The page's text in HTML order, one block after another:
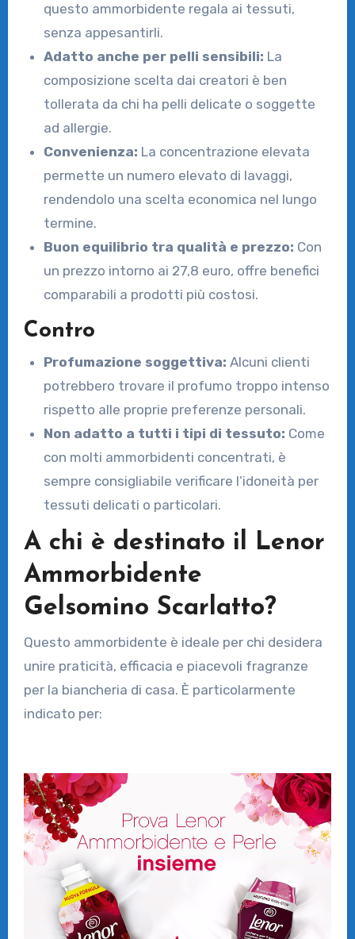
questo ammorbidente regala ai tessuti,
senza appesantirli.
Adatto anche per pelli sensibili: La
composizione scelta dai creatori è ben
tollerata da chi ha pelli delicate o soggette
ad allergie.
Convenienza: La concentrazione elevata
permette un numero elevato di lavaggi,
rendendolo una scelta economica nel lungo
termine.
Buon equilibrio tra qualità e prezzo: Con
un prezzo intorno ai 27,8 euro, offre benefici
comparabili a prodotti più costosi.
Contro
Profumazione soggettiva: Alcuni clienti
potrebbero trovare il profumo troppo intenso
rispetto alle proprie preferenze personali.
Non adatto a tutti i tipi di tessuto: Come
con molti ammorbidenti concentrati, è
sempre consigliabile verificare l’idoneità per
tessuti delicati o particolari.
A chi è destinato il Lenor
Ammorbidente
Gelsomino Scarlatto?
Questo ammorbidente è ideale per chi desidera
unire praticità, efficacia e piacevoli fragranze
per la biancheria di casa. È particolarmente
indicato per: